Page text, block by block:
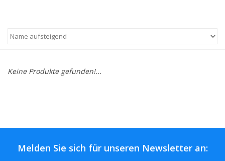
Keine Produkte gefunden!...
Melden Sie sich für unseren Newsletter an: